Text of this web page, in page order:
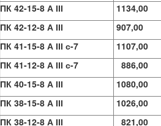
ПК 42-15-8 А ІІІ
1134,00
ПК 42-12-8 А ІІІ
907,00
ПК 41-15-8 А ІІІ с-7
1107,00
ПК 41-12-8 А ІІІ с-7
886,00
ПК 40-15-8 А ІІІ
1080,00
ПК 38-15-8 А ІІІ
1026,00
ПК 38-12-8 А ІІІ
821,00